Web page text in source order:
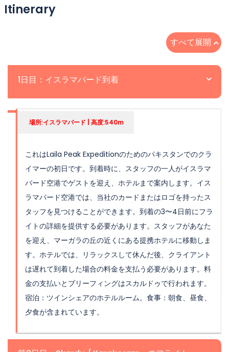
Itinerary
すべて展開
1日目：イスラマバード到着
場所:イスラマバード | 高度:540m
これはLaila Peak Expeditionのためのパキスタンでのクラ
イマーの初日です。到着時に、スタッフの一人がイスラマ
バード空港でゲストを迎え、ホテルまで案内します。イス
ラマバード空港では、当社のカードまたはロゴを持ったス
タッフを見つけることができます。到着の3〜4日前にフラ
イトの詳細を提供する必要があります。スタッフがあなた
を迎え、マーガラの丘の近くにある提携ホテルに移動しま
す。ホテルでは、リラックスして休んだ後、クライアント
は遅れて到着した場合の料金を支払う必要があります。料
金の支払いとブリーフィングはスカルドゥで行われます。
宿泊：ツインシェアのホテルルーム。食事：朝食、昼食、
夕食が含まれています。